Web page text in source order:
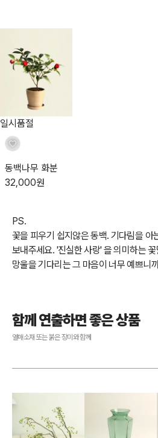
일시품절
동백나무 화분
32,000원
PS.
꽃을 피우기 쉽지않은 동백. 기다림을 아
보내주세요. '진실한 사랑' 을 의미하는
망울을 기다리는 그 마음이 너무 예쁘니
함께 연출하면 좋은 상품
열매소재 또는 붉은 장미와 함께